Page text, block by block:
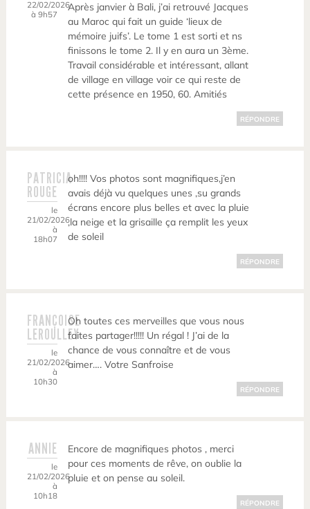
22/02/2026
à 9h57
Après janvier à Bali, j’ai retrouvé Jacques
au Maroc qui fait un guide ‘lieux de
mémoire juifs’. Le tome 1 est sorti et ns
finissons le tome 2. Il y en aura un 3ème.
Travail considérable et intéressant, allant
de village en village voir ce qui reste de
cette présence en 1950, 60. Amitiés
RÉPONDRE
PATRICIA
ROUGE
le
21/02/2026
à
18h07
oh!!!! Vos photos sont magnifiques,j’en
avais déjà vu quelques unes ,su grands
écrans encore plus belles et avec la pluie
,la neige et la grisaille ça remplit les yeux
de soleil
RÉPONDRE
FRANÇOISE
LEROULLEY
le
21/02/2026
à
10h30
Oh toutes ces merveilles que vous nous
faites partager!!!!! Un régal ! J’ai de la
chance de vous connaître et de vous
aimer…. Votre Sanfroise
RÉPONDRE
ANNIE
le
21/02/2026
à
10h18
Encore de magnifiques photos , merci
pour ces moments de rêve, on oublie la
pluie et on pense au soleil.
RÉPONDRE